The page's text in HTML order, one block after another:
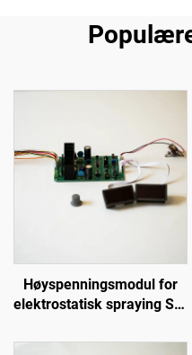
Høyspenningsmodul for
elektrostatisk spraying SX-